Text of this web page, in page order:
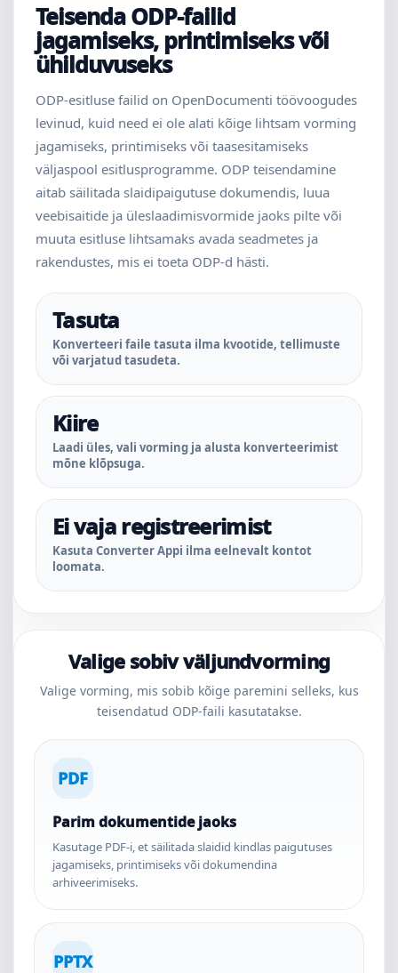
Teisenda ODP-failid
jagamiseks, printimiseks või
ühilduvuseks
ODP-esitluse failid on OpenDocumenti töövoogudes
levinud, kuid need ei ole alati kõige lihtsam vorming
jagamiseks, printimiseks või taasesitamiseks
väljaspool esitlusprogramme. ODP teisendamine
aitab säilitada slaidipaigutuse dokumendis, luua
veebisaitide ja üleslaadimisvormide jaoks pilte või
muuta esitluse lihtsamaks avada seadmetes ja
rakendustes, mis ei toeta ODP-d hästi.
Tasuta
Konverteeri faile tasuta ilma kvootide, tellimuste
või varjatud tasudeta.
Kiire
Laadi üles, vali vorming ja alusta konverteerimist
mõne klõpsuga.
Ei vaja registreerimist
Kasuta Converter Appi ilma eelnevalt kontot
loomata.
Valige sobiv väljundvorming
Valige vorming, mis sobib kõige paremini selleks, kus
teisendatud ODP-faili kasutatakse.
PDF
Parim dokumentide jaoks
Kasutage PDF-i, et säilitada slaidid kindlas paigutuses
jagamiseks, printimiseks või dokumendina
arhiveerimiseks.
PPTX